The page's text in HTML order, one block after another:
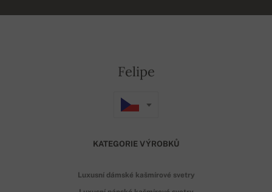
Felipe
KATEGORIE VÝROBKŮ
Luxusní dámské kašmírové svetry